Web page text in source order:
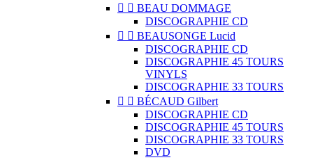
  BEAU DOMMAGE
DISCOGRAPHIE CD
  BEAUSONGE Lucid
DISCOGRAPHIE CD
DISCOGRAPHIE 45 TOURS
VINYLS
DISCOGRAPHIE 33 TOURS
  BÉCAUD Gilbert
DISCOGRAPHIE CD
DISCOGRAPHIE 45 TOURS
DISCOGRAPHIE 33 TOURS
DVD